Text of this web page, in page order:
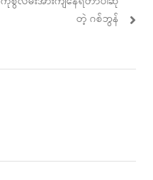
တဲ့ ဂစ်ဘွန်